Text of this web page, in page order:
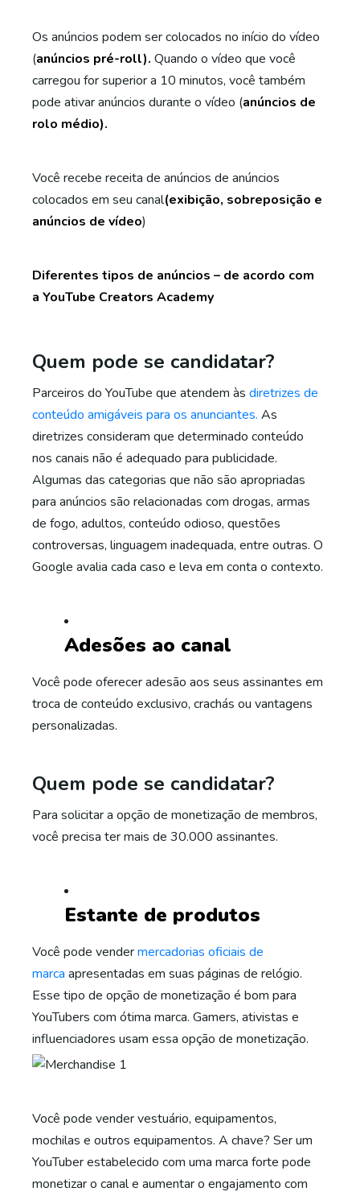
Os anúncios podem ser colocados no início do vídeo
(anúncios pré-roll). Quando o vídeo que você
carregou for superior a 10 minutos, você também
pode ativar anúncios durante o vídeo (anúncios de
rolo médio).
Você recebe receita de anúncios de anúncios
colocados em seu canal(exibição, sobreposição e
anúncios de vídeo)
Diferentes tipos de anúncios – de acordo com
a YouTube Creators Academy
Quem pode se candidatar?
Parceiros do YouTube que atendem às diretrizes de
conteúdo amigáveis para os anunciantes. As
diretrizes consideram que determinado conteúdo
nos canais não é adequado para publicidade.
Algumas das categorias que não são apropriadas
para anúncios são relacionadas com drogas, armas
de fogo, adultos, conteúdo odioso, questões
controversas, linguagem inadequada, entre outras. O
Google avalia cada caso e leva em conta o contexto.
Adesões ao canal
Você pode oferecer adesão aos seus assinantes em
troca de conteúdo exclusivo, crachás ou vantagens
personalizadas.
Quem pode se candidatar?
Para solicitar a opção de monetização de membros,
você precisa ter mais de 30.000 assinantes.
Estante de produtos
Você pode vendermercadorias oficiais de
marca apresentadas em suas páginas de relógio.
Esse tipo de opção de monetização é bom para
YouTubers com ótima marca. Gamers, ativistas e
influenciadores usam essa opção de monetização.
Você pode vender vestuário, equipamentos,
mochilas e outros equipamentos. A chave? Ser um
YouTuber estabelecido com uma marca forte pode
monetizar o canal e aumentar o engajamento com